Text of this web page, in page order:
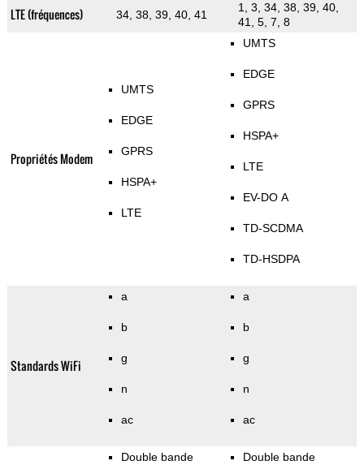
LTE (fréquences) 34, 38, 39, 40, 41
1, 3, 34, 38, 39, 40,
41, 5, 7, 8
Propriétés Modem
UMTS
EDGE
GPRS
HSPA+
LTE
UMTS
EDGE
GPRS
HSPA+
LTE
EV-DO A
TD-SCDMA
TD-HSDPA
Standards WiFi
a
b
g
n
ac
a
b
g
n
ac
Double bande Double bande